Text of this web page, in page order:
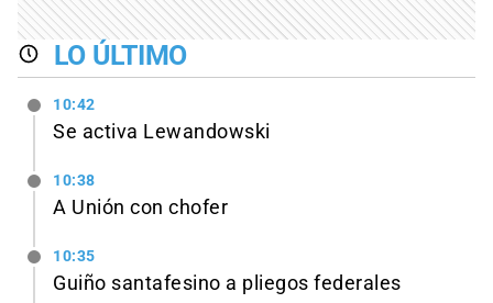
LO ÚLTIMO
10:42
Se activa Lewandowski
10:38
A Unión con chofer
10:35
Guiño santafesino a pliegos federales